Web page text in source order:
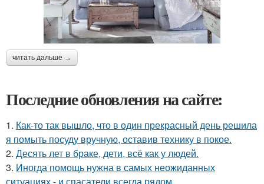
читать дальше →
Последние обновления на сайте:
1. Как-то так вышло, что в один прекрасный день решила
я помыть посуду вручную, оставив технику в покое.
2. Десять лет в браке, дети, всё как у людей.
3. Иногда помощь нужна в самых неожиданных
ситуациях - и спасатели всегда рядом.